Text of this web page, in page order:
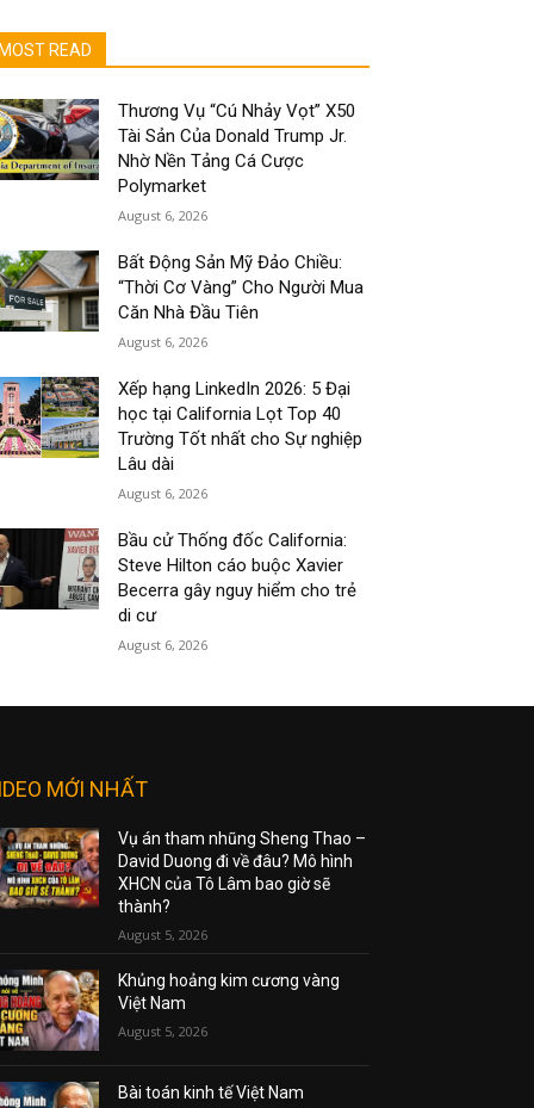
MOST READ
Thương Vụ “Cú Nhảy Vọt” X50
Tài Sản Của Donald Trump Jr.
Nhờ Nền Tảng Cá Cược
Polymarket
August 6, 2026
Bất Động Sản Mỹ Đảo Chiều:
“Thời Cơ Vàng” Cho Người Mua
Căn Nhà Đầu Tiên
August 6, 2026
Xếp hạng LinkedIn 2026: 5 Đại
học tại California Lọt Top 40
Trường Tốt nhất cho Sự nghiệp
Lâu dài
August 6, 2026
Bầu cử Thống đốc California:
Steve Hilton cáo buộc Xavier
Becerra gây nguy hiểm cho trẻ
di cư
August 6, 2026
MỚI NHẤT
Vụ án tham nhũng Sheng Thao –
David Duong đi về đâu? Mô hình
XHCN của Tô Lâm bao giờ sẽ
thành?
August 5, 2026
Khủng hoảng kim cương vàng
Việt Nam
August 5, 2026
Bài toán kinh tế Việt Nam